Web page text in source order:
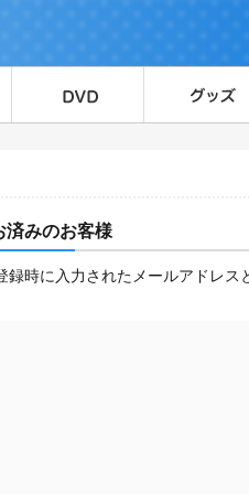
済みのお客様
録時に入力されたメールアドレス